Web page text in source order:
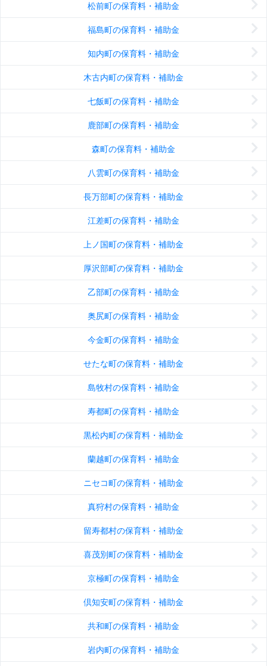
松前町の保育料・補助金
福島町の保育料・補助金
知内町の保育料・補助金
木古内町の保育料・補助金
七飯町の保育料・補助金
鹿部町の保育料・補助金
森町の保育料・補助金
八雲町の保育料・補助金
長万部町の保育料・補助金
江差町の保育料・補助金
上ノ国町の保育料・補助金
厚沢部町の保育料・補助金
乙部町の保育料・補助金
奥尻町の保育料・補助金
今金町の保育料・補助金
せたな町の保育料・補助金
島牧村の保育料・補助金
寿都町の保育料・補助金
黒松内町の保育料・補助金
蘭越町の保育料・補助金
ニセコ町の保育料・補助金
真狩村の保育料・補助金
留寿都村の保育料・補助金
喜茂別町の保育料・補助金
京極町の保育料・補助金
倶知安町の保育料・補助金
共和町の保育料・補助金
岩内町の保育料・補助金